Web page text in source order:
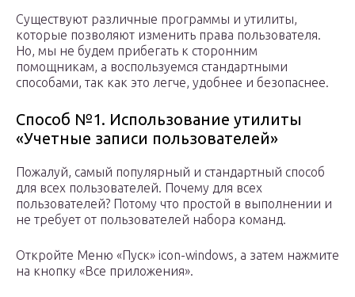
Существуют различные программы и утилиты,
которые позволяют изменить права пользователя.
Но, мы не будем прибегать к сторонним
помощникам, а воспользуемся стандартными
способами, так как это легче, удобнее и безопаснее.
Способ №1. Использование утилиты
«Учетные записи пользователей»
Пожалуй, самый популярный и стандартный способ
для всех пользователей. Почему для всех
пользователей? Потому что простой в выполнении и
не требует от пользователей набора команд.
Откройте Меню «Пуск» icon-windows, а затем нажмите
на кнопку «Все приложения».